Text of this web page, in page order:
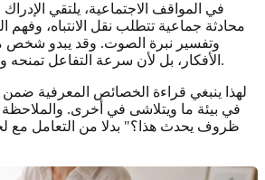
في المواقف الاجتماعية، يلتقي الإدراك
محادثة جماعية تتطلب نقل الانتباه، وفهم
وتفسير نبرة الصوت. وقد يبدو شخص ما
الأفكار، بل لأن سرعة التفاعل تمنحه وقتا قليلا للمعالجة والرد.
لهذا ينبغي قراءة الخصائص المعرفية
في بيئة ما ويتلاشى في أخرى.
ظروف يحدث هذا؟" بدلا من التعامل مع